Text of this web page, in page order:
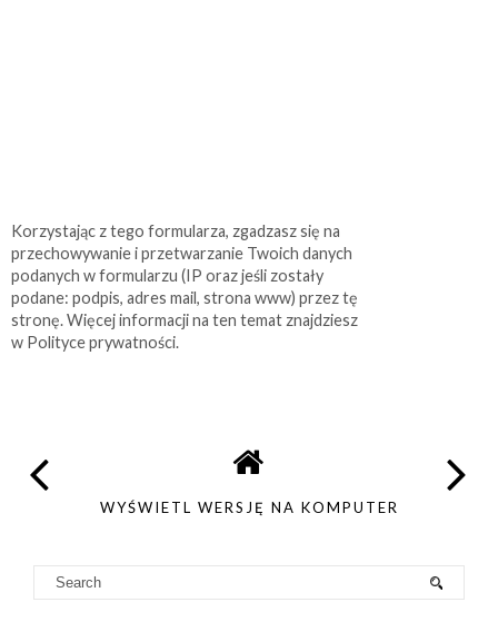
Korzystając z tego formularza, zgadzasz się na
przechowywanie i przetwarzanie Twoich danych
podanych w formularzu (IP oraz jeśli zostały
podane: podpis, adres mail, strona www) przez tę
stronę. Więcej informacji na ten temat znajdziesz
w Polityce prywatności.
WYŚWIETL WERSJĘ NA KOMPUTER